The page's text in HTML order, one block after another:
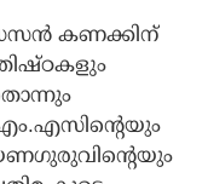
കണക്കിന്